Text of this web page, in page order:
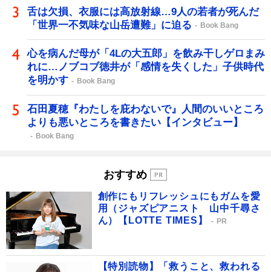
舌は欠損、衣服には高放射線…9人の若者が死んだ
「世界一不気味な山岳遭難」に迫る
Book Bang
心を病んだ母が「4Lの大五郎」を飲み干しゲロまみ
れに…ノブコブ徳井が「感情を失くした」子供時代
を明かす
Book Bang
石田夏穂『わたしを庇わないで』人間のいいところ
よりも悪いところを書きたい【インタビュー】
Book Bang
おすすめ
創作にもリフレッシュにもガムを愛
用（ジャズピアニスト 山中千尋さ
ん）【LOTTE TIMES】
PR
【特別読物】「救うこと、救われる